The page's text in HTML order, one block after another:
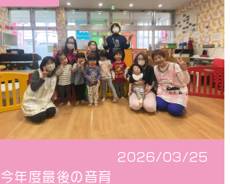
2026/03/25
今年度最後の音育